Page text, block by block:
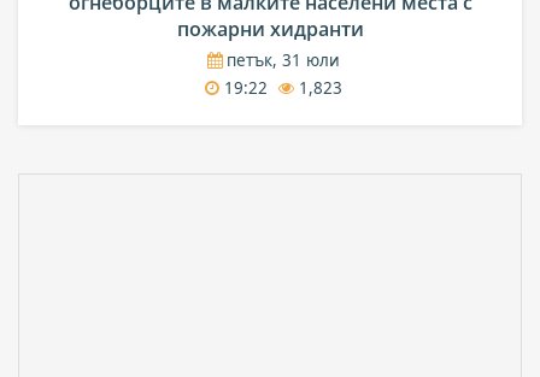
пожарни хидранти
петък, 31 юли
19:22
1,823